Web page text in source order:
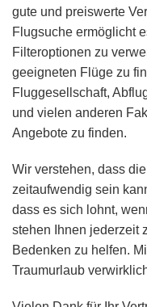
gute und preiswerte
Flugsuche ermöglicht
Filteroptionen zu
geeigneten Flüge zu
Fluggesellschaft,
und vielen anderen
Angebote zu finden.
Wir verstehen, dass
zeitaufwendig sein
dass es sich lohnt,
stehen Ihnen jederzeit
Bedenken zu helfen.
Traumurlaub